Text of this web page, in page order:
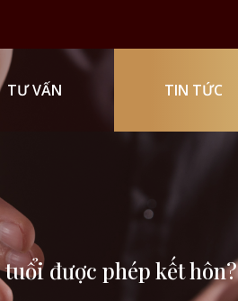
TƯ VẤN TIN TỨC
tuổi được phép kết hôn?